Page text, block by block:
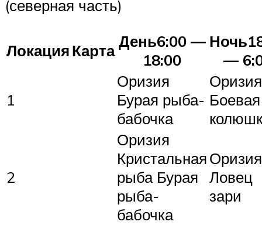
(северная часть)
ЛокацияКарта День6:00 —
18:00
—
1
Оризия
Бурая рыба-
бабочка
Оризия
Боевая
2
Оризия
Кристальная
рыба Бурая
рыба-
бабочка
Оризия
Ловец
зари